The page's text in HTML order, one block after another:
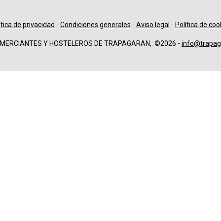
de privacidad - Condiciones generales - Aviso legal - Política de
Y HOSTELEROS DE TRAPAGARAN,. ©2026 -